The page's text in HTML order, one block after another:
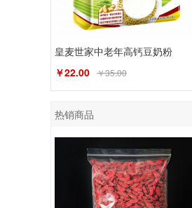
皇麦世家中老年高钙豆奶粉
￥22.00 ￥35.00
热销商品